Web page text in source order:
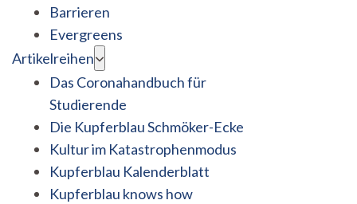
Barrieren
Evergreens
Artikelreihen
Das Coronahandbuch für
Studierende
Die Kupferblau Schmöker-Ecke
Kultur im Katastrophenmodus
Kupferblau Kalenderblatt
Kupferblau knows how